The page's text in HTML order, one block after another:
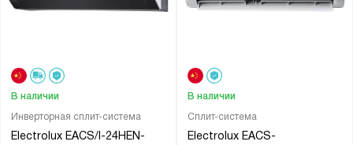
Инверторная сплит-система
Electrolux EACS/I-24HEN-
В наличии
Сплит-система
Electrolux EACS-
В наличии